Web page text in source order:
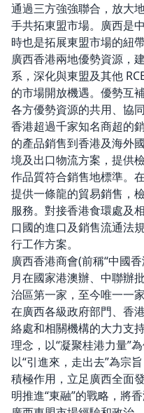
通過三方強強聯合，放大
手共拓東盟市場。廣西是
時也是拓展東盟市場的紐
廣西香港兩地優勢資源，
系，深化與東盟及其他
的市場開放機遇。優勢互
各方優勢資源的共用、協
香港超過千家知名商超的
的產品銷售到香港及海外
境及出口物流方案，提供
作品質符合銷售地標準。
提供一條龍的貿易銷售，
服務。對接香港食環處及
口國的進口及銷售流通法
行工作方案。
廣西香港商會(前稱“中國
月在國家港澳辦、中聯辦
治區第一家，至今唯一一
在廣西各級政府部門、香
絡處和相關機構的大力支
理念，以“凝聚桂港力量”
以“引進來，走出去”為宗
積極作用，立足廣西全面
明推進“東融”的戰略，將